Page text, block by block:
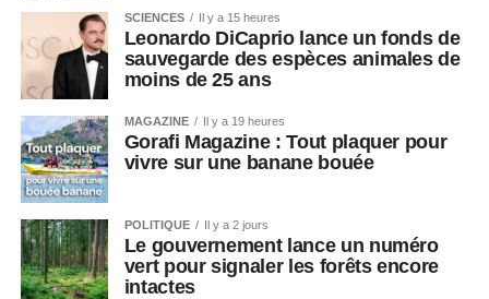
SCIENCES Il y a 15 heures
Leonardo DiCaprio lance un fonds de
sauvegarde des espèces animales de
moins de 25 ans
MAGAZINE Il y a 19 heures
Gorafi Magazine : Tout plaquer pour
vivre sur une banane bouée
POLITIQUE Il y a 2 jours
Le gouvernement lance un numéro
vert pour signaler les forêts encore
intactes